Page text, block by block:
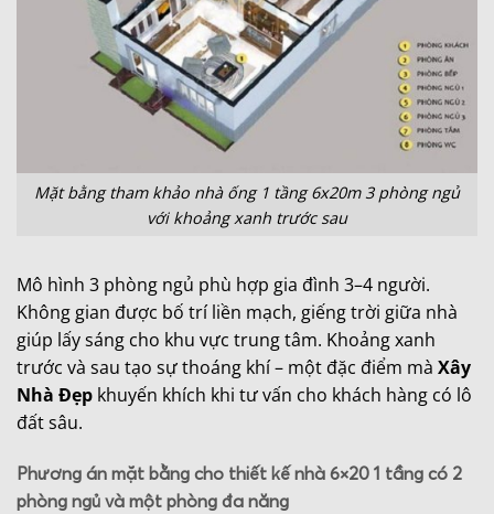
Mặt bằng tham khảo nhà ống 1 tầng 6x20m 3 phòng ngủ
với khoảng xanh trước sau
Mô hình 3 phòng ngủ phù hợp gia đình 3–4 người.
Không gian được bố trí liền mạch, giếng trời giữa nhà
giúp lấy sáng cho khu vực trung tâm. Khoảng xanh
trước và sau tạo sự thoáng khí – một đặc điểm mà Xây
Nhà Đẹp khuyến khích khi tư vấn cho khách hàng có lô
đất sâu.
Phương án mặt bằng cho thiết kế nhà 6×20 1 tầng có 2
phòng ngủ và một phòng đa năng